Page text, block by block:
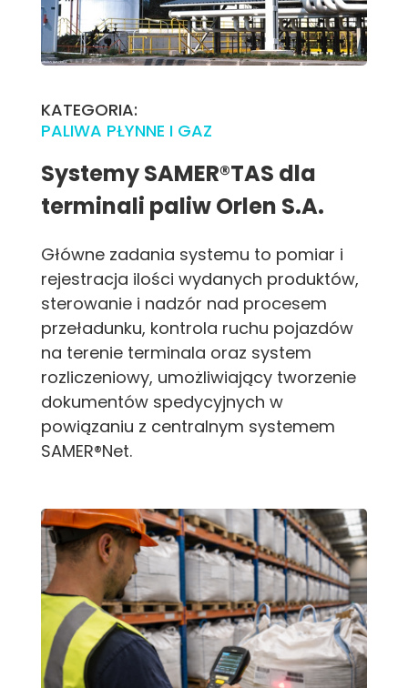
KATEGORIA:
PALIWA PŁYNNE I GAZ
Systemy SAMER®TAS dla
terminali paliw Orlen S.A.
Główne zadania systemu to pomiar i
rejestracja ilości wydanych produktów,
sterowanie i nadzór nad procesem
przeładunku, kontrola ruchu pojazdów
na terenie terminala oraz system
rozliczeniowy, umożliwiający tworzenie
dokumentów spedycyjnych w
powiązaniu z centralnym systemem
SAMER®Net.